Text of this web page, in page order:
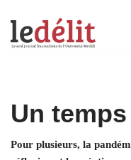
Aller
Un
Pour plusieurs, la